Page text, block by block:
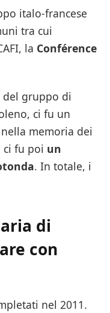
italo-francese
tra cui
la Conférence
del gruppo di
ci fu un
memoria dei
fu poi un
. In totale, i
di
con
nel 2011.